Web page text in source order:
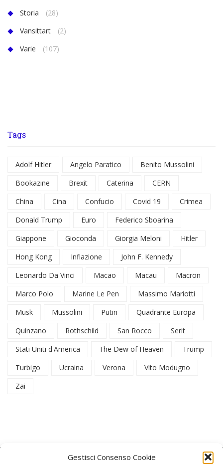
Gestisci Consenso Cookie
Storia
(28)
Vansittart
(2)
Varie
(107)
Tags
Adolf Hitler Angelo Paratico
Benito Mussolini
Bookazine
Brexit Caterina
CERN
China
Cina Confucio Covid 19
Crimea
Donald Trump
Euro
Federico Sboarina
Giappone
Gioconda Giorgia Meloni
Hitler
Hong Kong
Inflazione
John F. Kennedy
Leonardo Da Vinci
Macao Macau
Macron
Marco Polo
Marine Le Pen
Massimo Mariotti
Musk
Mussolini Putin
Quadrante Europa
Quinzano
Rothschild San Rocco
Serit
Stati Uniti d'America
The Dew of Heaven
Trump
Turbigo
Ucraina Verona
Vito Modugno
Zai